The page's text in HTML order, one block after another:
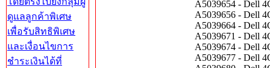
ดูแลลูกค้าพิเศษ
เพื่อรับสิทธิพิเศษ
และเงื่อนไขการ
ชำระเงินได้ที่
A5039654 - Dell
A5039656 - Dell
A5039664 - Dell
A5039671 - Dell
A5039674 - Dell
A5039677 - Dell